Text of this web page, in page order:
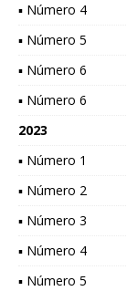
▪ Número 4
▪ Número 5
▪ Número 6
▪ Número 6
2023
▪ Número 1
▪ Número 2
▪ Número 3
▪ Número 4
▪ Número 5